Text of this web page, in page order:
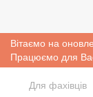
Вітаємо на
Працюємо для
Для фахівців